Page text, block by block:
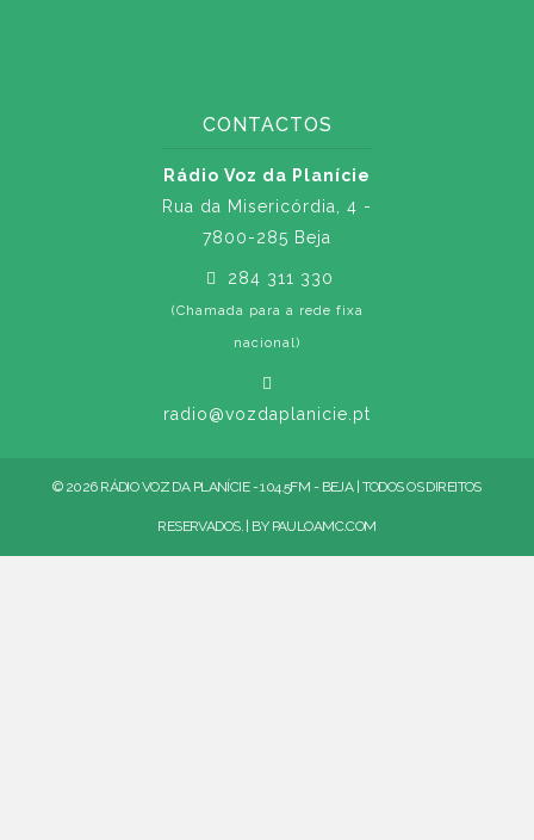
CONTACTOS
Rádio Voz da Planície
Rua da Misericórdia, 4 -
7800-285 Beja
284 311 330
(Chamada para a rede fixa
nacional)
radio@vozdaplanicie.pt
© 2026 RÁDIO VOZ DA PLANÍCIE - 104.5FM - BEJA | TODOS OS DIREITOS
RESERVADOS. | BY PAULOAMC.COM